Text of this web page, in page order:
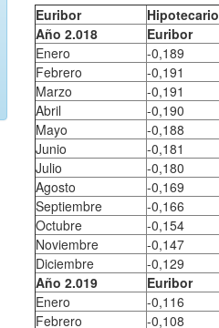
Euribor
Hipotecario
Año 2.018
Euribor
Enero
-0,189
Febrero
-0,191
Marzo
-0,191
Abril
-0,190
Mayo
-0,188
Junio
-0,181
Julio
-0,180
Agosto
-0,169
Septiembre
-0,166
Octubre
-0,154
Noviembre
-0,147
Diciembre
-0,129
Año 2.019
Euribor
Enero
-0,116
Febrero
-0,108